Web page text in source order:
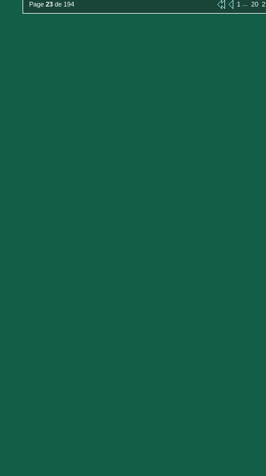
Page 23 de 194 1 ... 20